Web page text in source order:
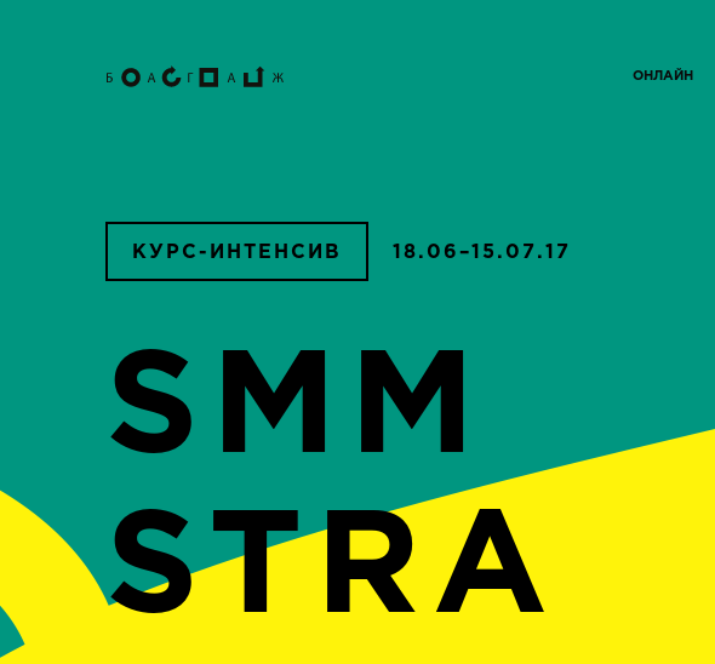
ОНЛАЙН
КУРС-ИНТЕНСИВ 18.06–15.07.17
SMM
STRA